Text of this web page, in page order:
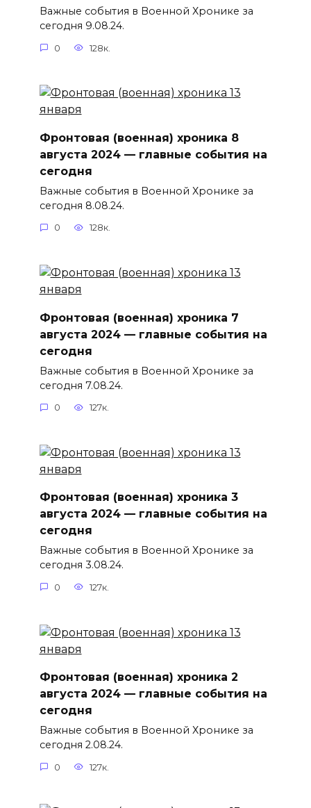
Важные события в Военной Хронике за
сегодня 9.08.24.
0 128к.
Фронтовая (военная) хроника 8
августа 2024 — главные события на
сегодня
Важные события в Военной Хронике за
сегодня 8.08.24.
0 128к.
Фронтовая (военная) хроника 7
августа 2024 — главные события на
сегодня
Важные события в Военной Хронике за
сегодня 7.08.24.
0 127к.
Фронтовая (военная) хроника 3
августа 2024 — главные события на
сегодня
Важные события в Военной Хронике за
сегодня 3.08.24.
0 127к.
Фронтовая (военная) хроника 2
августа 2024 — главные события на
сегодня
Важные события в Военной Хронике за
сегодня 2.08.24.
0 127к.